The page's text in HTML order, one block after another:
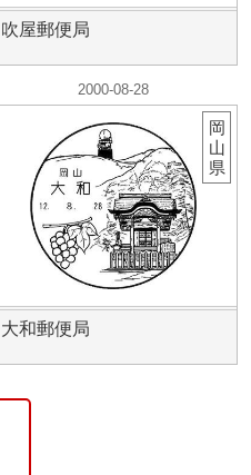
吹屋郵便局
2000-08-28
大和郵便局
岡
山
県